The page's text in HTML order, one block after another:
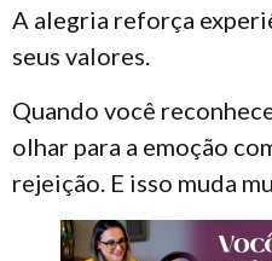
A alegria reforça
seus valores.
Quando você
olhar para a emoção
rejeição. E isso muda